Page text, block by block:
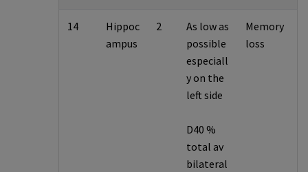
14
Hippoc
ampus
2
As low as
possible
especiall
y on the
left side
D40 %
total av
bilateral
Memory
loss